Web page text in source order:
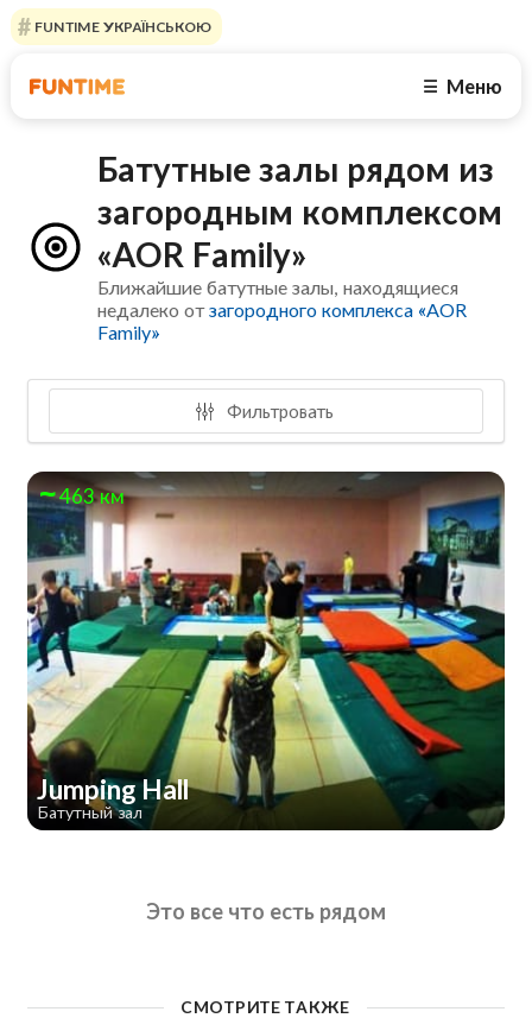
FUNTIME УКРАЇНСЬКОЮ
☰ Меню
Батутные залы рядом из
загородным комплексом
«AOR Family»
Ближайшие батутные залы, находящиеся
недалеко отзагородного комплекса «AOR
Family»
Фильтровать
463 км
Jumping Hall
Батутный зал
Это все что есть рядом
СМОТРИТЕ ТАКЖЕ